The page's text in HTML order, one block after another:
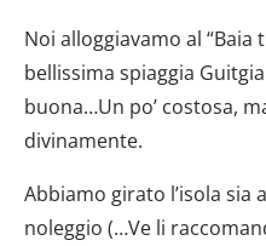
Noi alloggiavamo al
bellissima spiaggia
buona…Un po’ costosa,
divinamente.
Abbiamo girato l’isola sia
noleggio (…Ve li